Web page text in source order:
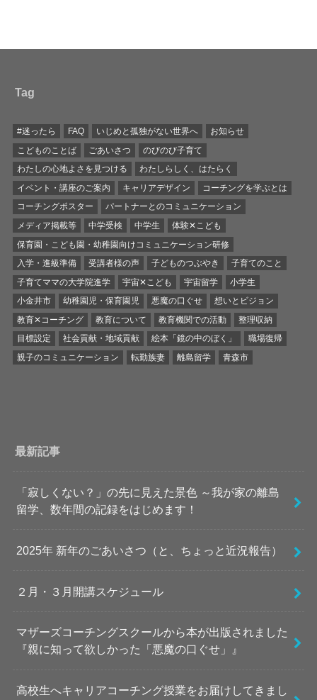
Tag
#迷ったら FAQ いじめと孤独がない世界へ
お知らせ
こどものことば
ごあいさつ
のびのび子育て
わたしの心地よさを見つける
わたしらしく、はたらく
イベント・講座のご案内
キャリアデザイン
コーチングを学ぶとは
コーチングポスター
パートナーとのコミュニケーション
メディア掲載等
中学受検 中学生
体験✕こども
保育園・こども園・幼稚園向けコミュニケーション研修
入学・進級準備
受講者様の声 子どものつぶやき
子育てのこと
子育てママの大学院進学
宇宙✕こども 宇宙留学
小学生
小金井市
幼稚園児・保育園児 悪魔の口ぐせ
想いとビジョン
教育✕コーチング
教育について 教育機関での活動
整理収納
目標設定
社会貢献・地域貢献 絵本「鏡の中のぼく」
職場復帰
親子のコミュニケーション
転勤族妻 離島留学 青森市
最新記事
「寂しくない？」の先に見えた景色 ～我が家の離島
留学、数年間の記録をはじめます！
2025年 新年のごあいさつ（と、ちょっと近況報告）
２月・３月開講スケジュール
マザーズコーチングスクールから本が出版されました
『親に知って欲しかった「悪魔の口ぐせ」』
高校生へキャリアコーチング授業をお届けしてきまし